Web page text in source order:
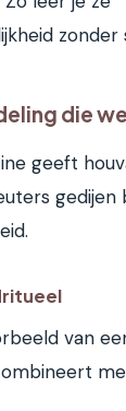
zonder
die
geeft
gedijen
van